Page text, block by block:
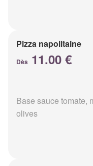
Pizza napolitaine
Dès 11.00 €
Base sauce tomate,
olives